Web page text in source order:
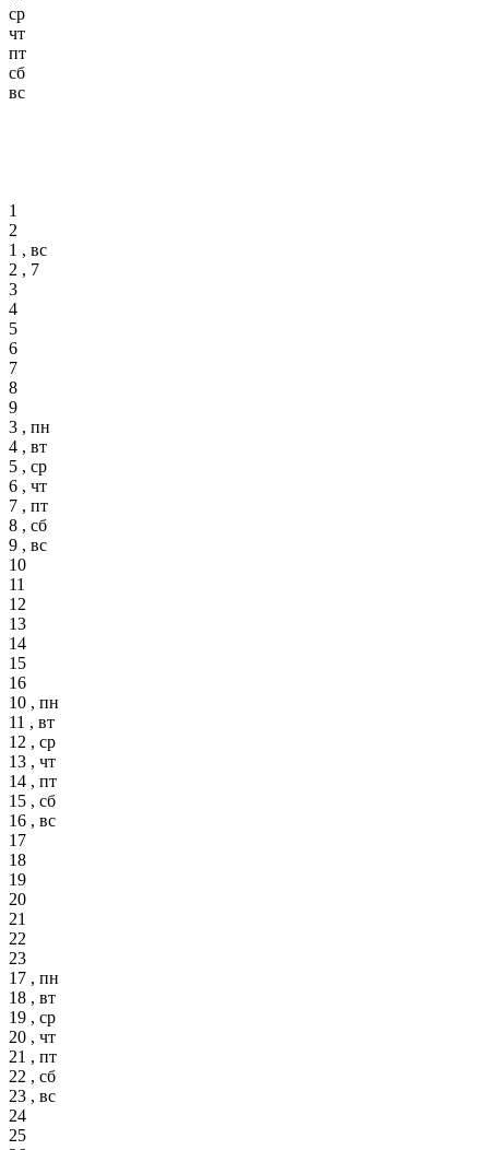
ср
чт
пт
сб
вс
1
2
1 , вс
2 , 7
3
4
5
6
7
8
9
3 , пн
4 , вт
5 , ср
6 , чт
7 , пт
8 , сб
9 , вс
10
11
12
13
14
15
16
10 , пн
11 , вт
12 , ср
13 , чт
14 , пт
15 , сб
16 , вс
17
18
19
20
21
22
23
17 , пн
18 , вт
19 , ср
20 , чт
21 , пт
22 , сб
23 , вс
24
25